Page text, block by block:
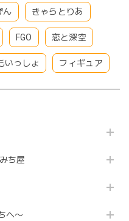
ん きゃらとりあ
FGO 恋と深空
いっしょ フィギュア
みち屋
へ〜